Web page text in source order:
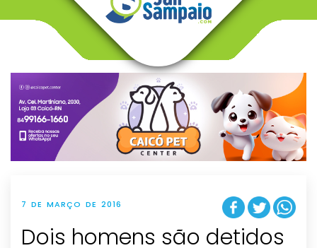
v
g
t
i
o
n
7 DE MARÇO DE 2016
Dois homens são detidos